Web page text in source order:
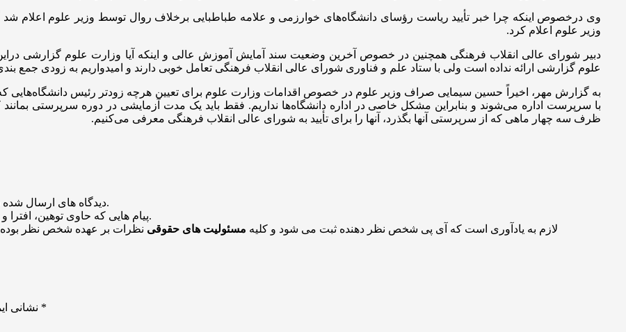
وی درخصوص اینکه چرا خبر تأیید ریاست رؤسای دانشگاه‌های خوارزمی و علامه طباطبایی برخلاف روال توسط وزیر علوم اعلام شد
وزیر علوم اعلام کرد.
دبیر شورای عالی انقلاب فرهنگی همچنیندر خصوص آخرین وضعیت سند آمایش آموزش عالی و اینکه آیا وزارت علوم گزارشی
علوم گزارشی ارائه نداده است ولی با ستاد علم و فناوری شورای عالی انقلاب فرهنگی تعامل خوبی دارند و امیدواریم به زودی جمع
به گزارش مهر، اخیراً حسین سیمایی صراف وزیر علومدر خصوص
با سرپرست اداره می‌شوند و بنابراین مشکل خاصی در اداره دانشگاه‌ها نداریم. فقط باید یک مدت آزمایشی در دوره سرپرستی بمانند که
ظرف سه چهار ماهی که از سرپرستی آنها بگذرد، آنها را برای تأیید به شورای عالی انقلاب فرهنگی معرفی می‌کنیم.
دیدگاه های ارسالمنتشر خواهد شد.
پیام هایی که حاوی توهین، افتراباشد منتشر نخواهد شد.
لازم به یادآوری است که آی پی شخص نظر دهنده ثبت می شود و کلیه مسئولیت های حقوقی نظرات بر عهده شخص نظر
نشانی *